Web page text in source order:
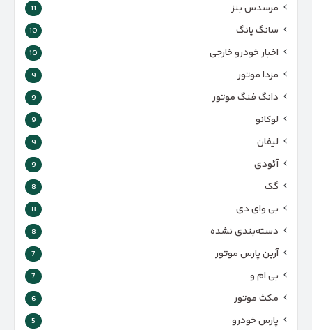
مرسدس بنز 11
سانگ یانگ 10
اخبار خودرو خارجی 10
مزدا موتور 9
دانگ فنگ موتور 9
لوکانو 9
لیفان 9
آئودی 9
گک 8
بی وای دی 8
دسته‌بندی نشده 8
آرین پارس موتور 7
بی ام و 7
مکث موتور 6
پارس‌ خودرو 5